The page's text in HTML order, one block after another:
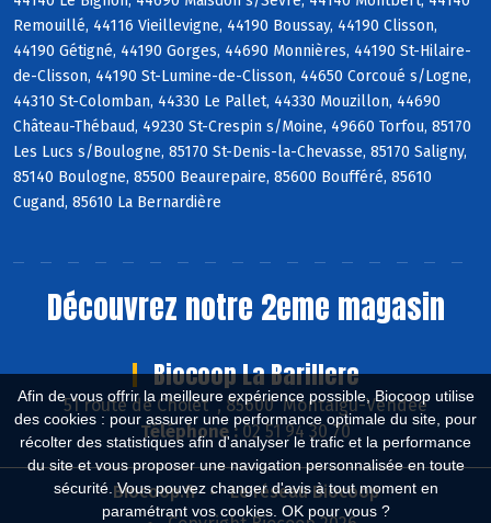
Afin de vous offrir la meilleure expérience possible, Biocoop utilise
des cookies : pour assurer une performance optimale du site, pour
récolter des statistiques afin d'analyser le trafic et la performance
du site et vous proposer une navigation personnalisée en toute
sécurité. Vous pouvez changer d'avis à tout moment en
paramétrant vos cookies. OK pour vous ?
Remouillé, 44116 Vieillevigne, 44190 Boussay, 44190 Clisson,
44190 Gétigné, 44190 Gorges, 44690 Monnières, 44190 St-Hilaire-
de-Clisson, 44190 St-Lumine-de-Clisson, 44650 Corcoué s/Logne,
44310 St-Colomban, 44330 Le Pallet, 44330 Mouzillon, 44690
Château-Thébaud, 49230 St-Crespin s/Moine, 49660 Torfou, 85170
Les Lucs s/Boulogne, 85170 St-Denis-la-Chevasse, 85170 Saligny,
85140 Boulogne, 85500 Beaurepaire, 85600 Boufféré, 85610
Cugand, 85610 La Bernardière
Découvrez notre 2eme magasin
Biocoop La Barillere
51 route de Cholet , 85600 Montaigu-Vendée
Téléphone :02 51 94 30 70
Biocoop.fr
Le réseau Biocoop